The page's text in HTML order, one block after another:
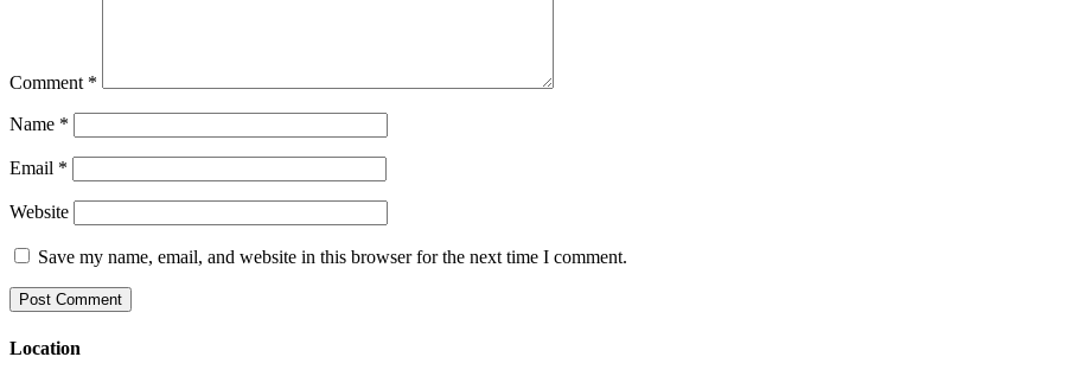
Comment *
Name *
Email *
Website
Save my name, email, and website in this browser for the next time I comment.
Location